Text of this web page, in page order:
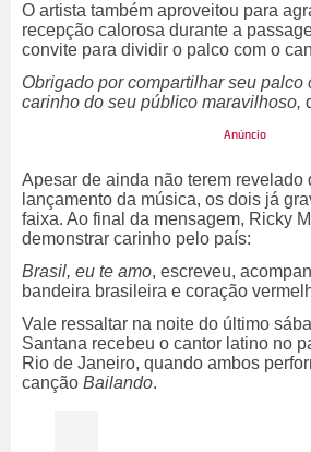
O artista também aproveitou para
recepção calorosa durante a
convite para dividir o palco com o
Obrigado por compartilhar seu palco
carinho do seu público maravilhoso,
Apesar de ainda não terem revelado
lançamento da música, os dois já
faixa. Ao final da mensagem, Ricky
demonstrar carinho pelo país:
Brasil, eu te amo, escreveu,
bandeira brasileira e coração
Vale ressaltar na noite do último
Santana recebeu o cantor latino no
Rio de Janeiro, quando ambos
canção Bailando.